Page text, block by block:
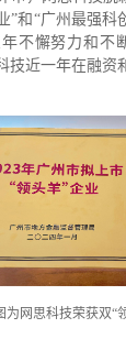
”和“广州最强科
不懈努力和不
技近一年在融资
为网思科技荣获双“